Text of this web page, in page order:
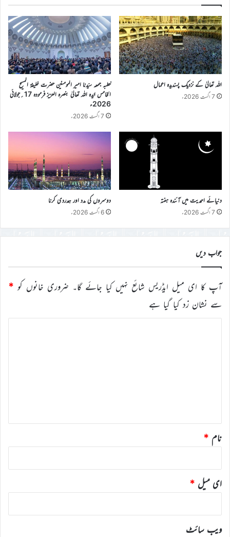
اللہ تعالیٰ کے نزدیک پسندیدہ اعمال
7 اگست 2026ء
خطبہ جمعہ سیّدنا امیر المومنین حضرت خلیفۃ المسیح
الخامس ایّدہ اللہ تعالیٰ بنصرہ العزیز فرمودہ 17؍جولائی
2026ء
7 اگست 2026ء
دنیائے احمدیت میں آئندہ ہفتہ
7 اگست 2026ء
دوسروں کی مدد اور ہمدردی کرنا
6 اگست 2026ء
جواب دیں
آپ کا ای میل ایڈریس شائع نہیں کیا جائے گا۔ ضروری خانوں کو *
سے نشان زد کیا گیا ہے
نام *
ای میل *
ویب‌ سائٹ